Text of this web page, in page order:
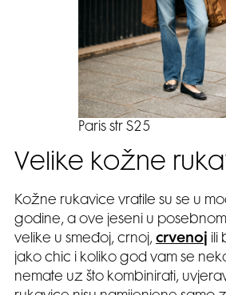
Paris str S25
Velike kožne
Kožne rukavice vratile su se u
godine, a ove jeseni u
velike u smeđoj, crnoj, crvenoj
ili
jako chic i koliko god vam se
nemate uz što kombinirati,